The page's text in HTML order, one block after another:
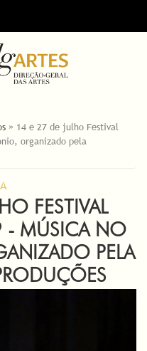
» 14 e 27 de julho Festival
organizado pela
FESTIVAL
- MÚSICA NO
PELA